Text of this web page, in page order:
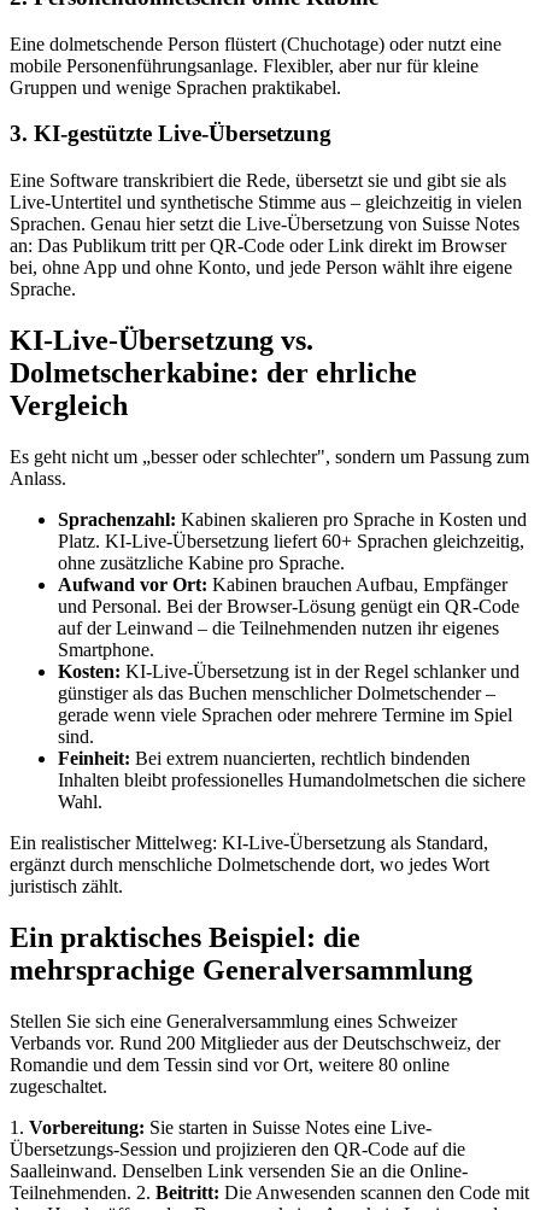
Eine dolmetschende Person flüstert (Chuchotage) oder nutzt eine
mobile Personenführungsanlage. Flexibler, aber nur für kleine
Gruppen und wenige Sprachen praktikabel.
3. KI-gestützte Live-Übersetzung
Eine Software transkribiert die Rede, übersetzt sie und gibt sie als
Live-Untertitel und synthetische Stimme aus – gleichzeitig in vielen
Sprachen. Genau hier setzt die Live-Übersetzung von Suisse Notes
an: Das Publikum tritt per QR-Code oder Link direkt im Browser
bei, ohne App und ohne Konto, und jede Person wählt ihre eigene
Sprache.
KI-Live-Übersetzung vs.
Dolmetscherkabine: der ehrliche
Vergleich
Es geht nicht um „besser oder schlechter", sondern um Passung zum
Anlass.
Sprachenzahl: Kabinen skalieren pro Sprache in Kosten und
Platz. KI-Live-Übersetzung liefert 60+ Sprachen gleichzeitig,
ohne zusätzliche Kabine pro Sprache.
Aufwand vor Ort: Kabinen brauchen Aufbau, Empfänger
und Personal. Bei der Browser-Lösung genügt ein QR-Code
auf der Leinwand – die Teilnehmenden nutzen ihr eigenes
Smartphone.
Kosten: KI-Live-Übersetzung ist in der Regel schlanker und
günstiger als das Buchen menschlicher Dolmetschender –
gerade wenn viele Sprachen oder mehrere Termine im Spiel
sind.
Feinheit: Bei extrem nuancierten, rechtlich bindenden
Inhalten bleibt professionelles Humandolmetschen die sichere
Wahl.
Ein realistischer Mittelweg: KI-Live-Übersetzung als Standard,
ergänzt durch menschliche Dolmetschende dort, wo jedes Wort
juristisch zählt.
Ein praktisches Beispiel: die
mehrsprachige Generalversammlung
Stellen Sie sich eine Generalversammlung eines Schweizer
Verbands vor. Rund 200 Mitglieder aus der Deutschschweiz, der
Romandie und dem Tessin sind vor Ort, weitere 80 online
zugeschaltet.
1. Vorbereitung: Sie starten in Suisse Notes eine Live-
Übersetzungs-Session und projizieren den QR-Code auf die
Saalleinwand. Denselben Link versenden Sie an die Online-
Teilnehmenden. 2. Beitritt: Die Anwesenden scannen den Code mit